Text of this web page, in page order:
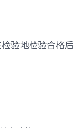
验地检验合格